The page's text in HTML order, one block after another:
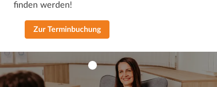
finden werden!
Zur Terminbuchung